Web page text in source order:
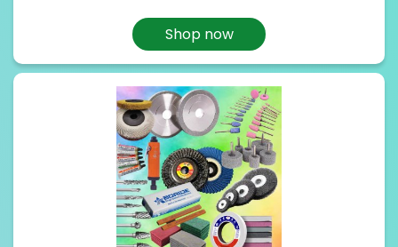
Shop now